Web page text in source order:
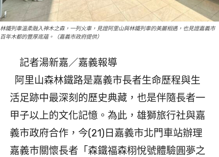
林鐵列車溫柔融入神木之森，一列火車，見證阿里山與林鐵列車的美麗相遇，也見證嘉義市
百年木都的豐厚底蘊。（嘉義市政府提供）
記者湯新嘉／嘉義報導
阿里山森林鐵路是嘉義市長者生命歷程與生
活足跡中最深刻的歷史典藏，也是伴隨長者一
甲子以上的文化記憶。為此，雄獅旅行社與嘉
義市政府合作，今(21)日嘉義市北門車站辦理
嘉義巿關懷長者「森鐵福森栩悅號體驗圓夢之